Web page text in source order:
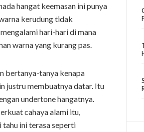
hangat keemasan ini punya
kerudung tidak
hari-hari di mana
warna yang kurang pas.
bertanya-tanya kenapa
justru membuatnya datar. Itu
undertone hangatnya.
cahaya alami itu,
tahu ini terasa seperti